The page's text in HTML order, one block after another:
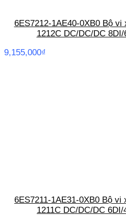
6ES7212-1AE40-0XB0 Bộ
1212C DC/DC/DC
9,155,000₫
6ES7211-1AE31-0XB0 Bộ
1211C DC/DC/DC